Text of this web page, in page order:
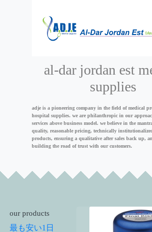
al-dar jordan est
supplies
adje is a pioneering company in the field of medical
hospital supplies. we are philanthropic in our
services above business model. we believe in the
quality, reasonable pricing, technically
products, ensuring a qualitative after sales back up,
building the road of trust with our customers.
our products
最も安い1日